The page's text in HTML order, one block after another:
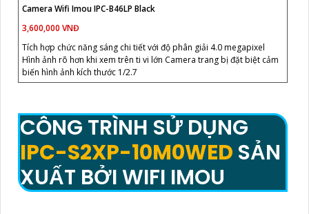
Camera Wifi Imou IPC-B46LP Black
3,600,000 VNĐ
Tích hợp chức năng sáng chi tiết với độ phân giải 4.0 megapixel
Hình ảnh rõ hơn khi xem trên ti vi lớn Camera trang bị đặt biệt cảm
biến hình ảnh kích thước 1/2.7
CÔNG TRÌNH SỬ DỤNG
IPC-S2XP-10M0WED SẢN
XUẤT BỞI WIFI IMOU